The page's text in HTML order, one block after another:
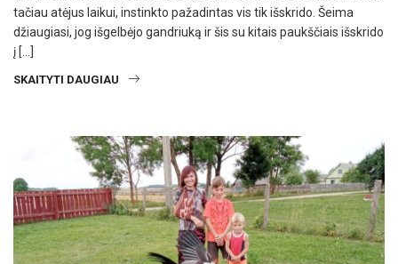
tačiau atėjus laikui, instinkto pažadintas vis tik išskrido. Šeima
džiaugiasi, jog išgelbėjo gandriuką ir šis su kitais paukščiais išskrido
į […]
SKAITYTI DAUGIAU